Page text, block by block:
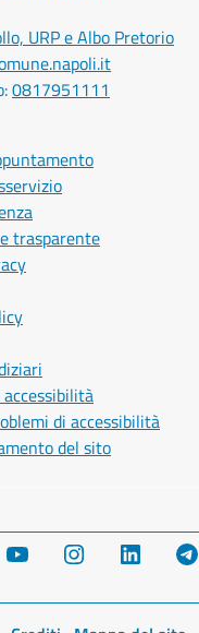
URP e Albo Pretorio
0817951111
trasparente
di accessibilità
del sito
YouTube Instagram LinkedIn